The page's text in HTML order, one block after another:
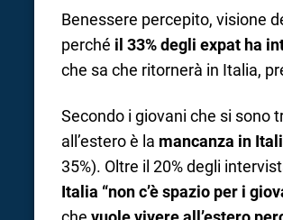
Benessere percepito, visione
perché il 33% degli expat ha
che sa che ritornerà in Italia,
Secondo i giovani che si sono
all’estero è la mancanza in
35%). Oltre il 20% degli
Italia “non c’è spazio per i